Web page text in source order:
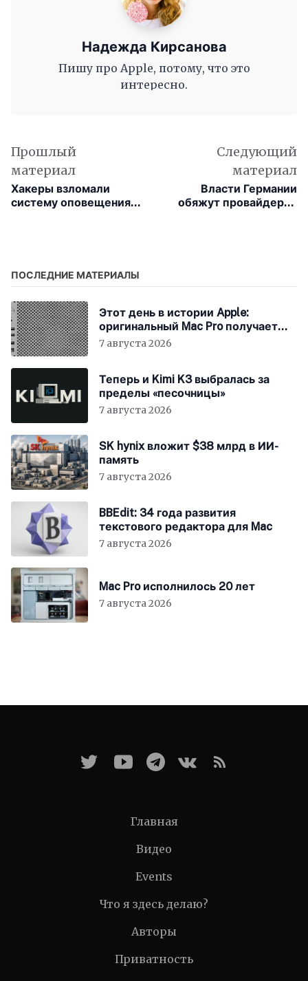
Надежда Кирсанова
Пишу про Apple, потому, что это
интересно.
Прошлый
материал
Хакеры взломали
систему оповещения
Следующий
материал
Власти Германии
обяжут провайдеров
ПОСЛЕДНИЕ МАТЕРИАЛЫ
Этот день в истории Apple:
оригинальный Mac Pro получает
мощный процессор Intel
7 августа 2026
Теперь и Kimi K3 выбралась за
пределы «песочницы»
7 августа 2026
SK hynix вложит $38 млрд в ИИ-
память
7 августа 2026
BBEdit: 34 года развития
текстового редактора для Mac
7 августа 2026
Mac Pro исполнилось 20 лет
7 августа 2026
Главная
Видео
Events
Что я здесь делаю?
Авторы
Приватность